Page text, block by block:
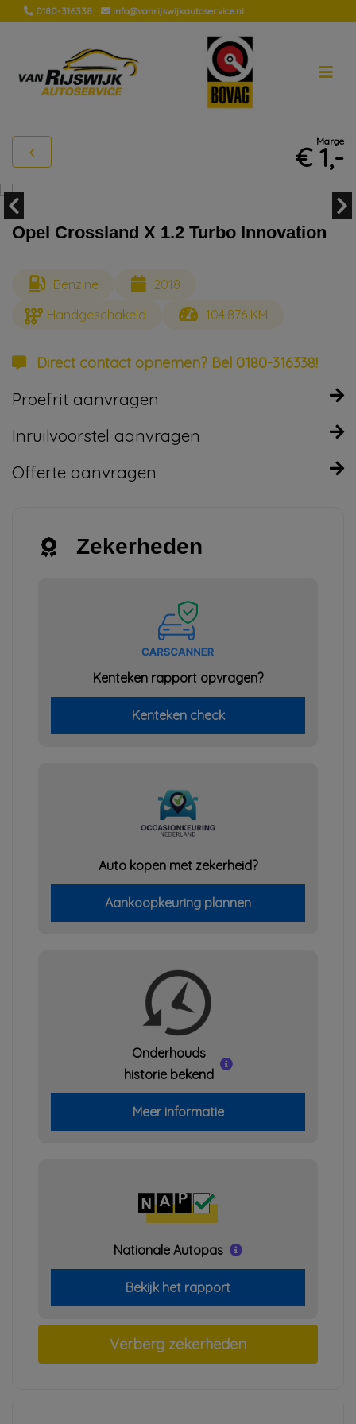
0180-316338 info@vanrijswijkautoservice.nl
Marge
€ 1,-
Opel Crossland X 1.2 Turbo Innovation
Benzine
2018
Handgeschakeld
104.876 KM
Direct contact opnemen? Bel 0180-316338!
Proefrit aanvragen
Inruilvoorstel aanvragen
Offerte aanvragen
Zekerheden
Kenteken rapport opvragen?
Kenteken check
Auto kopen met zekerheid?
Aankoopkeuring plannen
Onderhouds
historie bekend
Meer informatie
Nationale Autopas
Bekijk het rapport
Verberg zekerheden